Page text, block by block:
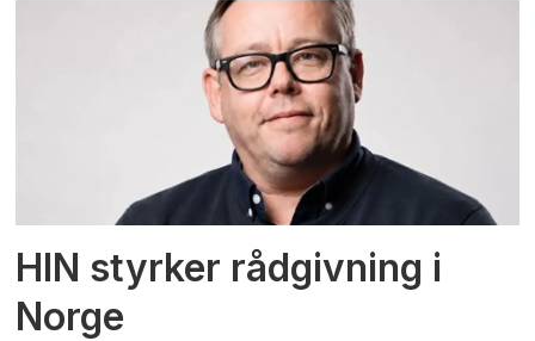
HIN styrker rådgivning i
Norge